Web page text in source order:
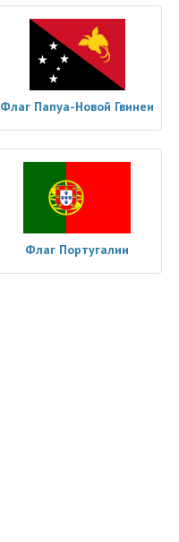
Флаг Папуа-Новой Гвинеи
Флаг Португалии